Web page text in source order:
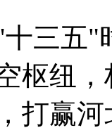
五"
枢纽
打赢